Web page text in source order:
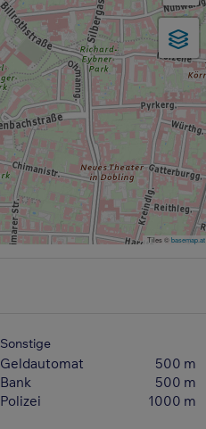
Tiles ©basemap.at
Sonstige
Geldautomat
500 m
Bank
500 m
Polizei
1000 m